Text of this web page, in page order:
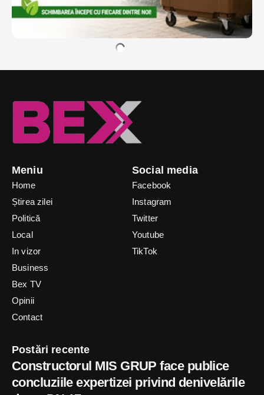
Meniu
Home
Știrea zilei
Politică
Local
In vizor
Business
Bex TV
Opinii
Contact
Social media
Facebook
Instagram
Twitter
Youtube
TikTok
Postări recente
Constructorul MIS GRUP face publice
concluziile expertizei privind denivelările